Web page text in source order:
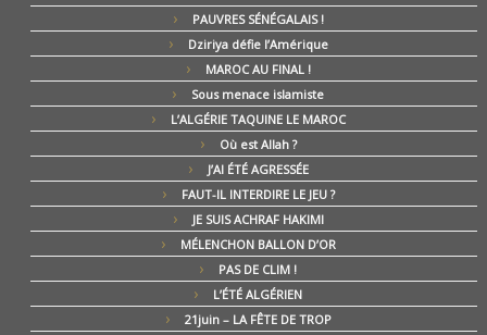
PAUVRES SÉNÉGALAIS !
Dziriya défie l’Amérique
MAROC AU FINAL !
Sous menace islamiste
L’ALGÉRIE TAQUINE LE MAROC
Où est Allah ?
J’AI ÉTÉ AGRESSÉE
FAUT-IL INTERDIRE LE JEU ?
JE SUIS ACHRAF HAKIMI
MÉLENCHON BALLON D’OR
PAS DE CLIM !
L’ÉTÉ ALGÉRIEN
21juin – LA FÊTE DE TROP